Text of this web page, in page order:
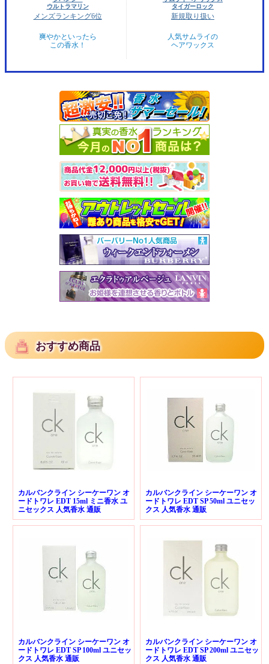
ウルトラマリン
メンズランキング6位
爽やかといったら
この香水！
タイガーロック
新規取り扱い
人気サムライの
ヘアワックス
おすすめ商品
カルバンクライン シーケーワン オ
ードトワレ EDT 15ml ミニ香水 ユ
ニセックス 人気香水 通販
カルバンクライン シーケーワン オ
ードトワレ EDT SP 50ml ユニセッ
クス 人気香水 通販
カルバンクライン シーケーワン オ
ードトワレ EDT SP 100ml ユニセッ
クス 人気香水 通販
カルバンクライン シーケーワン オ
ードトワレ EDT SP 200ml ユニセッ
クス 人気香水 通販